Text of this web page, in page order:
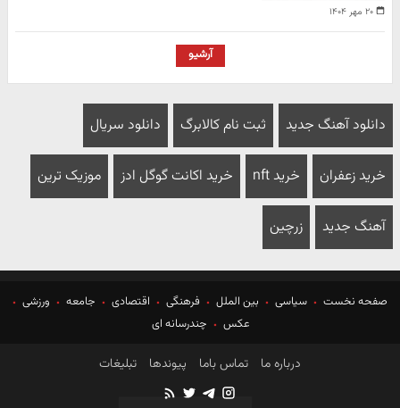
۲۰ مهر ۱۴۰۴
آرشیو
دانلود آهنگ جدید ثبت نام کالابرگ دانلود سریال
خرید زعفران خرید nft خرید اکانت گوگل ادز موزیک ترین
آهنگ جدید زرچین
صفحه نخست سیاسی بین الملل فرهنگی اقتصادی جامعه
ورزشی
عکس
چندرسانه ای
درباره ما تماس باما پیوندها تبلیغات